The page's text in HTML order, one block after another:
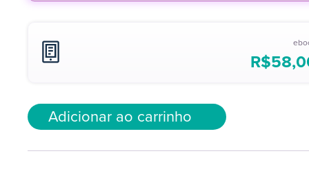
R$
Adicionar ao carrinho